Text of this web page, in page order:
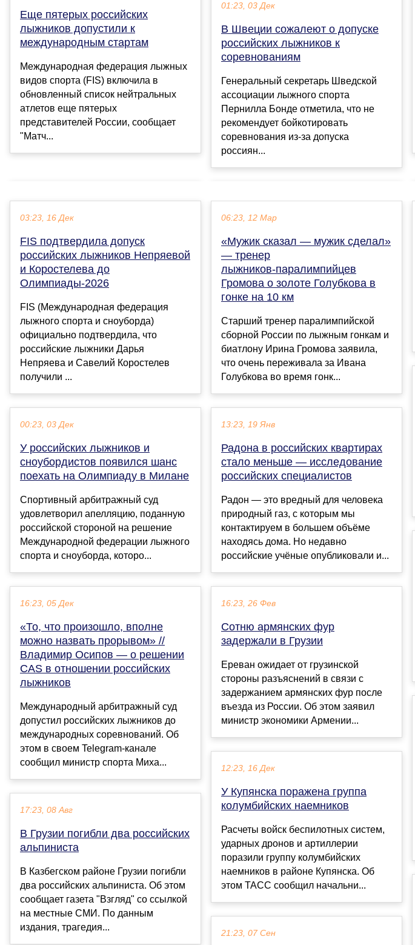
Еще пятерых российских
лыжников допустили к
международным стартам
Международная федерация лыжных
видов спорта (FIS) включила в
обновленный список нейтральных
атлетов еще пятерых
представителей России, сообщает
"Матч...
01:23, 03 Дек
В Швеции сожалеют о допуске
российских лыжников к
соревнованиям
Генеральный секретарь Шведской
ассоциации лыжного спорта
Пернилла Бонде отметила, что не
рекомендует бойкотировать
соревнования из-за допуска
россиян...
03:23, 16 Дек
FIS подтвердила допуск
российских лыжников Непряевой
и Коростелева до
Олимпиады-2026
FIS (Международная федерация
лыжного спорта и сноуборда)
официально подтвердила, что
российские лыжники Дарья
Непряева и Савелий Коростелев
получили ...
00:23, 03 Дек
У российских лыжников и
сноубордистов появился шанс
поехать на Олимпиаду в Милане
Спортивный арбитражный суд
удовлетворил апелляцию, поданную
российской стороной на решение
Международной федерации лыжного
спорта и сноуборда, которо...
16:23, 05 Дек
«То, что произошло, вполне
можно назвать прорывом» //
Владимир Осипов — о решении
CAS в отношении российских
лыжников
Международный арбитражный суд
допустил российских лыжников до
международных соревнований. Об
этом в своем Telegram-канале
сообщил министр спорта Миха...
17:23, 08 Авг
В Грузии погибли два российских
альпиниста
В Казбегском районе Грузии погибли
два российских альпиниста. Об этом
сообщает газета "Взгляд" со ссылкой
на местные СМИ. По данным
издания, трагедия...
06:23, 12 Мар
«Мужик сказал — мужик сделал»
— тренер
лыжников‑паралимпийцев
Громова о золоте Голубкова в
гонке на 10 км
Старший тренер паралимпийской
сборной России по лыжным гонкам и
биатлону Ирина Громова заявила,
что очень переживала за Ивана
Голубкова во время гонк...
13:23, 19 Янв
Радона в российских квартирах
стало меньше — исследование
российских специалистов
Радон — это вредный для человека
природный газ, с которым мы
контактируем в большем объёме
находясь дома. Но недавно
российские учёные опубликовали и...
16:23, 26 Фев
Сотню армянских фур
задержали в Грузии
Ереван ожидает от грузинской
стороны разъяснений в связи с
задержанием армянских фур после
въезда из России. Об этом заявил
министр экономики Армении...
12:23, 16 Дек
У Купянска поражена группа
колумбийских наемников
Расчеты войск беспилотных систем,
ударных дронов и артиллерии
поразили группу колумбийских
наемников в районе Купянска. Об
этом ТАСС сообщил начальни...
21:23, 07 Сен